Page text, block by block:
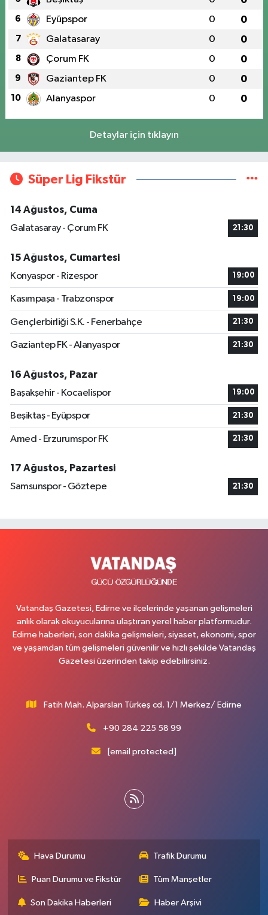
6 Eyüpspor 0 0
7 Galatasaray 0 0
8 Çorum FK 0 0
9 Gaziantep FK 0 0
10 Alanyaspor 0 0
Detaylar için tıklayın
Süper Lig Fikstür
14 Ağustos, Cuma
Galatasaray - Çorum FK
21:30
15 Ağustos, Cumartesi
Konyaspor - Rizespor
19:00
Kasımpaşa - Trabzonspor 19:00
Gençlerbirliği S.K. - Fenerbahçe 21:30
Gaziantep FK - Alanyaspor 21:30
16 Ağustos, Pazar
Başakşehir - Kocaelispor
19:00
Beşiktaş - Eyüpspor 21:30
Amed - Erzurumspor FK 21:30
17 Ağustos, Pazartesi
Samsunspor - Göztepe
21:30
Vatandaş Gazetesi, Edirne ve ilçelerinde yaşanan gelişmeleri
anlık olarak okuyucularına ulaştıran yerel haber platformudur.
Edirne haberleri, son dakika gelişmeleri, siyaset, ekonomi, spor
ve yaşamdan tüm gelişmeleri güvenilir ve hızlı şekilde Vatandaş
Gazetesi üzerinden takip edebilirsiniz.
Fatih Mah. Alparslan Türkeş cd. 1/1 Merkez/ Edirne
+90 284 225 58 99
[email protected]
Hava Durumu Trafik Durumu
Puan Durumu ve Fikstür Tüm Manşetler
Son Dakika Haberleri Haber Arşivi